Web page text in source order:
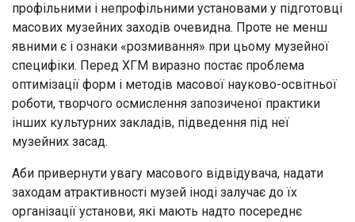
профільними і непрофільними установами у підготовці
масових музейних заходів очевидна. Проте не менш
явними є і ознаки «розмивання» при цьому музейної
специфіки. Перед ХГМ виразно постає проблема
оптимізації форм і методів масової науково-освітньої
роботи, творчого осмислення запозиченої практики
інших культурних закладів, підведення під неї
музейних засад.
Аби привернути увагу масового відвідувача, надати
заходам атрактивності музей іноді залучає до їх
організації установи, які мають надто посереднє